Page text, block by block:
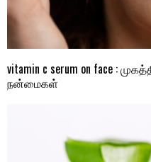
vitamin c serum on face :
நன்மைகள்